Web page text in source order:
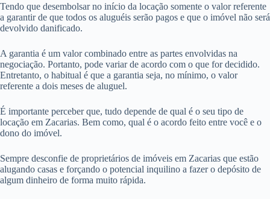
Tendo que desembolsar no início da locação somente o valor referente
a garantir de que todos os aluguéis serão pagos e que o imóvel não será
devolvido danificado.
A garantia é um valor combinado entre as partes envolvidas na
negociação. Portanto, pode variar de acordo com o que for decidido.
Entretanto, o habitual é que a garantia seja, no mínimo, o valor
referente a dois meses de aluguel.
É importante perceber que, tudo depende de qual é o seu tipo de
locação em Zacarias. Bem como, qual é o acordo feito entre você e o
dono do imóvel.
Sempre desconfie de proprietários de imóveis em Zacarias que estão
alugando casas e forçando o potencial inquilino a fazer o depósito de
algum dinheiro de forma muito rápida.